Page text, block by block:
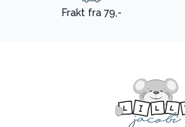
Frakt fra 79,-